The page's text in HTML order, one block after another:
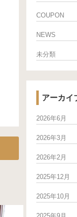
COUPON
NEWS
未分類
アーカイ
2026年6月
2026年3月
2026年2月
2025年12月
2025年10月